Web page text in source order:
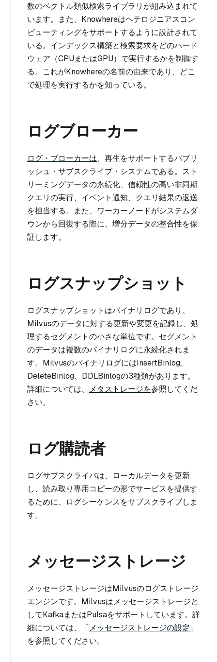
数のベクトル類似検索ライブラリが組み込まれて
います。また、Knowhereはヘテロジニアスコン
ピューティングをサポートするように設計されて
いる。インデックス構築と検索要求をどのハード
ウェア（CPUまたはGPU）で実行するかを制御す
る。これがKnowhereの名前の由来であり、どこ
で処理を実行するかを知っている。
ログブローカー
ログ・ブローカーは、再生をサポートするパブリ
ッシュ・サブスクライブ・システムである。スト
リーミングデータの永続化、信頼性の高い非同期
クエリの実行、イベント通知、クエリ結果の返送
を担当する。また、ワーカーノードがシステムダ
ウンから回復する際に、増分データの整合性を保
証します。
ログスナップショット
ログスナップショットはバイナリログであり、
Milvusのデータに対する更新や変更を記録し、処
理するセグメントの小さな単位です。セグメント
のデータは複数のバイナリログに永続化されま
す。MilvusのバイナリログにはInsertBinlog、
DeleteBinlog、DDLBinlogの3種類があります。
詳細については、 メタストレージを参照してくだ
さい。
ログ購読者
ログサブスクライバは、ローカルデータを更新
し、読み取り専用コピーの形でサービスを提供す
るために、ログシーケンスをサブスクライブしま
す。
メッセージストレージ
メッセージストレージはMilvusのログストレージ
エンジンです。Milvusはメッセージストレージと
してKafkaまたはPulsaをサポートしています。詳
細については、「メッセージストレージの設定 」
を参照してください。